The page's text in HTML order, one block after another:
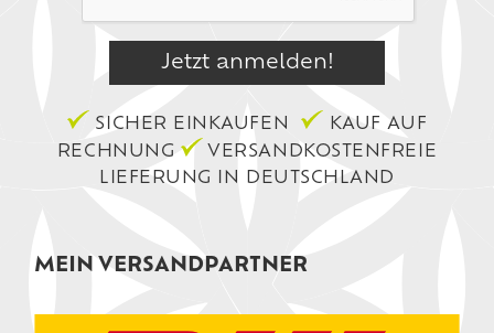
SICHER EINKAUFEN
KAUF AUF
RECHNUNG
VERSANDKOSTENFREIE
LIEFERUNG IN DEUTSCHLAND
MEIN VERSANDPARTNER